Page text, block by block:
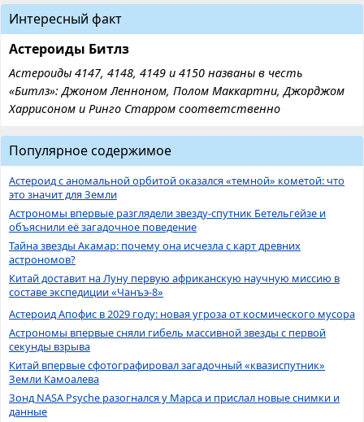
Интересный факт
Астероиды Битлз
Астероиды 4147, 4148, 4149 и 4150 названы в честь
«Битлз»: Джоном Ленноном, Полом Маккартни, Джорджом
Харрисоном и Ринго Старром соответственно
Популярное содержимое
Астероид с аномальной орбитой оказался «темной» кометой: что
это значит для Земли
Астрономы впервые разглядели звезду-спутник Бетельгейзе и
объяснили её загадочное поведение
Тайна звезды Акамар: почему она исчезла с карт древних
астрономов?
Китай доставит на Луну первую африканскую научную миссию в
составе экспедиции «Чанъэ-8»
Астероид Апофис в 2029 году: новая угроза от космического мусора
Астрономы впервые сняли гибель массивной звезды с первой
секунды взрыва
Китай впервые сфотографировал загадочный «квазиспутник»
Земли Камоалева
Зонд NASA Psyche разогнался у Марса и прислал новые снимки и
данные